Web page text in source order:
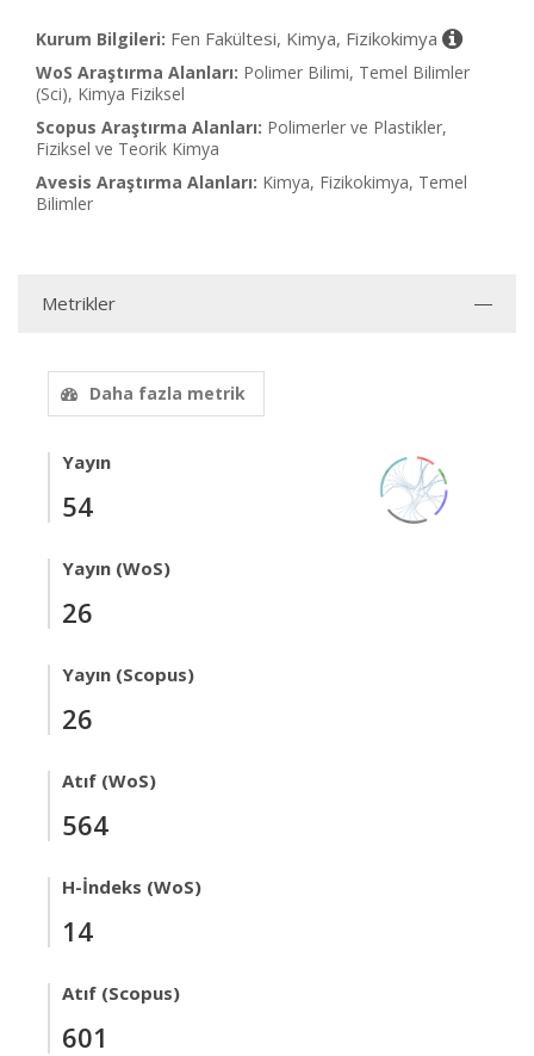
Kurum Bilgileri: Fen Fakültesi, Kimya, Fizikokimya
WoS Araştırma Alanları: Polimer Bilimi, Temel Bilimler
(Sci), Kimya Fiziksel
Scopus Araştırma Alanları: Polimerler ve Plastikler,
Fiziksel ve Teorik Kimya
Avesis Araştırma Alanları: Kimya, Fizikokimya, Temel
Bilimler
Metrikler
Daha fazla metrik
Yayın
54
Yayın (WoS)
26
Yayın (Scopus)
26
Atıf (WoS)
564
H-İndeks (WoS)
14
Atıf (Scopus)
601